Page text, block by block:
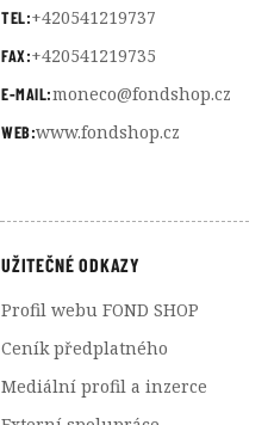
TEL:+420541219737
FAX:+420541219735
E-MAIL:moneco@fondshop.cz
WEB:www.fondshop.cz
UŽITEČNÉ ODKAZY
Profil webu FOND SHOP
Ceník předplatného
Mediální profil a inzerce